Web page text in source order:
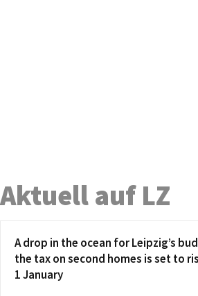
Aktuell auf LZ
A drop in the ocean for Leipzig’s
the tax on second homes is set to
1 January